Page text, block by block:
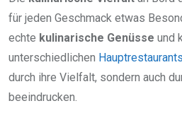
für jeden Geschmack etwas
echte kulinarische Genüsse und
unterschiedlichen Hauptrestaurants
durch ihre Vielfalt, sondern auch
beeindrucken.